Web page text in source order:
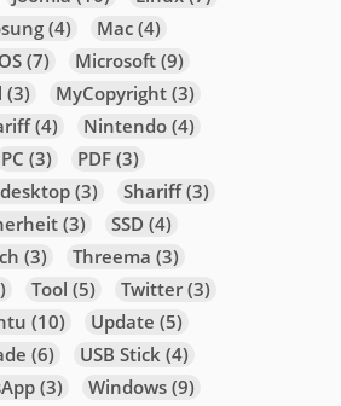
(4) Mac(4)
(7) Microsoft(9)
(3) MyCopyright(3)
(4) Nintendo(4)
PC (3) PDF(3)
(3) Shariff(3)
(3) SSD (4)
(3) Threema (3)
Tool (5) Twitter(3)
(10) Update (5)
(6) USB Stick(4)
(3) Windows(9)